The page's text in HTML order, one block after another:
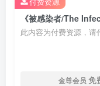
《被感染者/The
此内容为付费资源，请
金尊会员 免